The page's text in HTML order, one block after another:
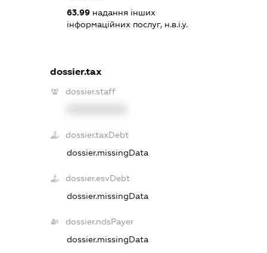
63.99 надання інших
інформаційних послуг, н.в.і.у.
dossier.tax
dossier.staff
dossier.taxDebt
dossier.missingData
dossier.esvDebt
dossier.missingData
dossier.ndsPayer
dossier.missingData